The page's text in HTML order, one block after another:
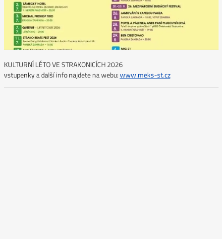
KULTURNÍ LÉTO VE STRAKONICÍCH 2026
vstupenky a další info najdete na webu:www.meks-st.cz